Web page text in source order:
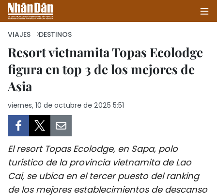
INICIO
SALUD - MEDIO AMBIENTE
CULTURA - ENTRETENIMIENTO
VIAJES DESTINOS
Resort vietnamita Topas Ecolodge
figura en top 3 de los mejores de
Asia
viernes, 10 de octubre de 2025 5:51
El resort Topas Ecolodge, en Sapa, polo
turístico de la provincia vietnamita de Lao
Cai, se ubica en el tercer puesto del ranking
de los mejores establecimientos de descanso